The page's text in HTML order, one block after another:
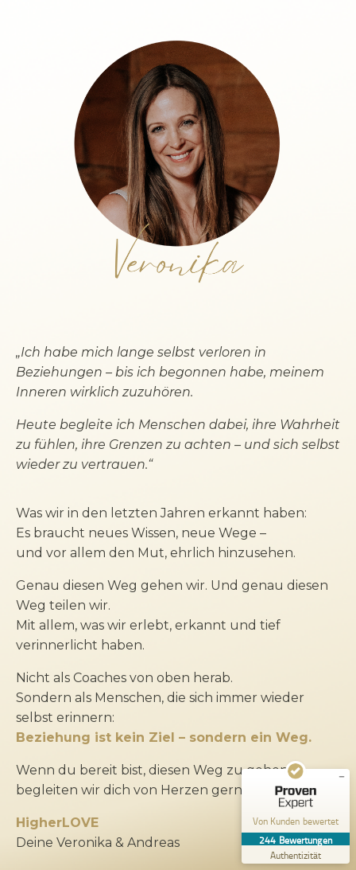
„Ich habe mich lange selbst verloren in
Beziehungen – bis ich begonnen habe, meinem
Inneren wirklich zuzuhören.
Heute begleite ich Menschen dabei, ihre Wahrheit
zu fühlen, ihre Grenzen zu achten – und sich selbst
wieder zu vertrauen.“
Was wir in den letzten Jahren erkannt haben:
Es braucht neues Wissen, neue Wege –
und vor allem den Mut, ehrlich hinzusehen.
Genau diesen Weg gehen wir. Und genau diesen
Weg teilen wir.
Mit allem, was wir erlebt, erkannt und tief
verinnerlicht haben.
Nicht als Coaches von oben herab.
Sondern als Menschen, die sich immer wieder
selbst erinnern:
Beziehung ist kein Ziel – sondern ein Weg.
Wenn du bereit bist, diesen Weg zu gehen,
begleiten wir dich von Herzen gern ein Stück.
HigherLOVE
Deine Veronika & Andreas
Von Kunden bewertet
244 Bewertungen
Authentizität
100
%
SEHR GUT
50
Bewertungen auf
ProvenExpert.com
194
Bewertungen von
3
anderen Quellen
Blick aufs ProvenExpert-Profil werfen
04.06.2026